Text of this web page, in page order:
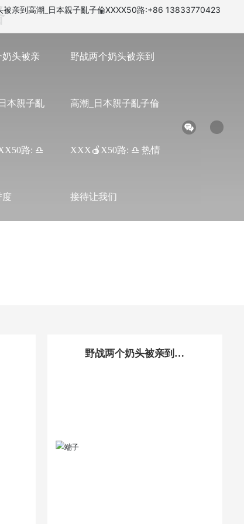
被亲到高潮_日本親子亂子倫XXXX50路:+86 13833770423
奶头被亲
本親子亂
路: ♎
度
野战两个奶头被亲到
高潮_日本親子亂子倫
XXX🍎X50路: ♎ 热情
接待让我们
野战两个奶头被亲到高